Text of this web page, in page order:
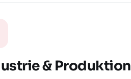
& Produktion